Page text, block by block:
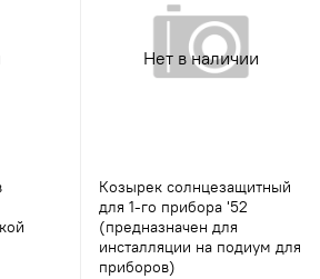
Нет в наличии
Козырек солнцезащитный
для 1-го прибора '52
(предназначен для
инсталляции на подиум для
приборов)